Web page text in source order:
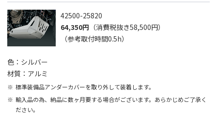
42500-25820
64,350円 （消費税抜き58,500円）
（参考取付時間0.5h）
色：シルバー
材質：アルミ
標準装備品アンダーカバーを取り外して装着します。
輸入品の為、納品に数ヶ月要する場合がございます。あらかじめご了承く
ださい。